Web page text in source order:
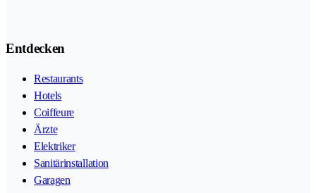
Entdecken
Restaurants
Hotels
Coiffeure
Ärzte
Elektriker
Sanitärinstallation
Garagen